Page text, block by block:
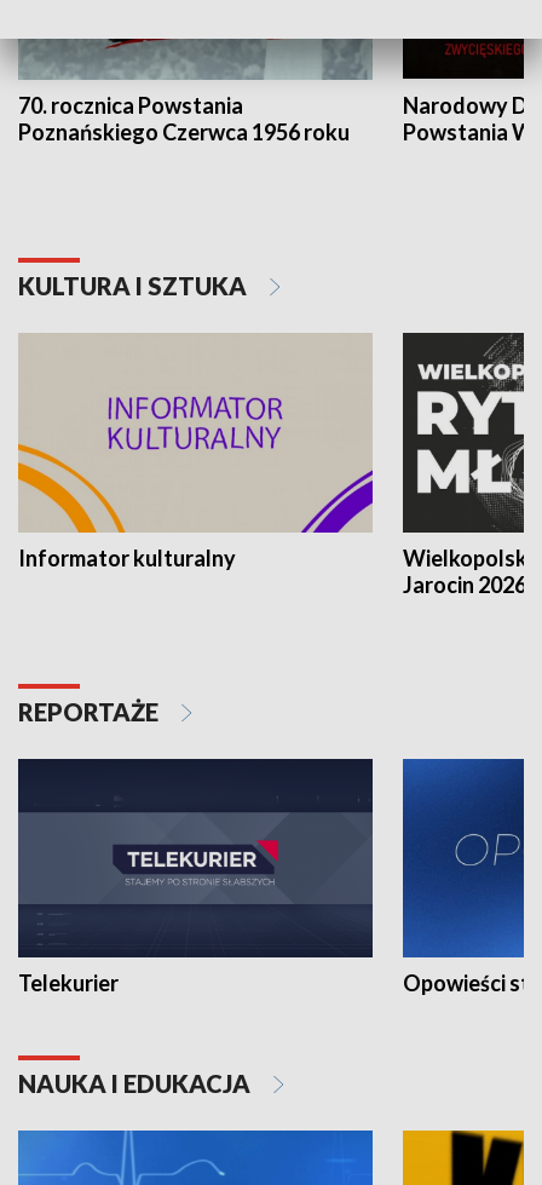
70. rocznica Powstania
Poznańskiego Czerwca 1956 roku
Narodowy
Powstania
KULTURA I SZTUKA
Informator kulturalny
Jarocin 2026
REPORTAŻE
Telekurier Opowieści
NAUKA I EDUKACJA